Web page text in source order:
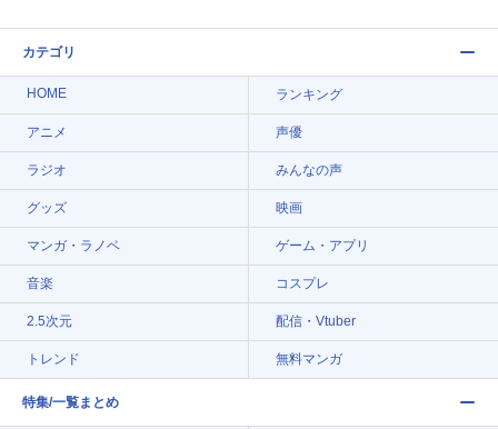
カテゴリ
HOME ランキング
アニメ 声優
ラジオ みんなの声
グッズ 映画
マンガ・ラノベ ゲーム・アプリ
音楽 コスプレ
2.5次元 配信・Vtuber
トレンド 無料マンガ
特集/一覧まとめ